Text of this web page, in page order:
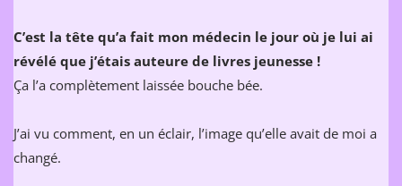
C’est la tête qu’a fait mon médecin le jour où je lui ai
révélé que j’étais auteure de livres jeunesse !
Ça l’a complètement laissée bouche bée.
J’ai vu comment, en un éclair, l’image qu’elle avait de moi a
changé.